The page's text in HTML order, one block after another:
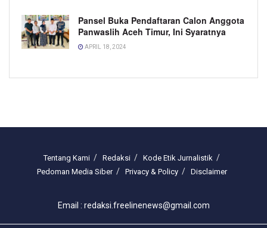
Pansel Buka Pendaftaran Calon Anggota
Panwaslih Aceh Timur, Ini Syaratnya
APRIL 18, 2024
Tentang Kami Redaksi
Kode Etik Jurnalistik
Pedoman Media Siber
Privacy & Policy Disclaimer
Email : redaksi.freelinenews@gmail.com